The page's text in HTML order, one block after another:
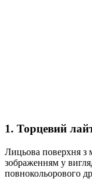
1. Торцевий
Лицьова поверхня з
зображенням у
повнокольорового